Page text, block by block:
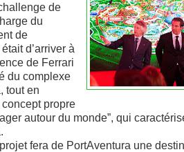
de
du
de
d’arriver à
de Ferrari
du complexe
tout en
propre
autour du monde”, qui
fera de PortAventura une